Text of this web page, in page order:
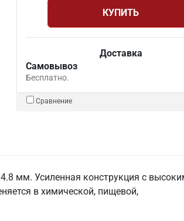
КУПИТЬ
Доставка
Самовывоз
Бесплатно.
Сравнение
мм. Усиленная конструкция с
в химической, пищевой,